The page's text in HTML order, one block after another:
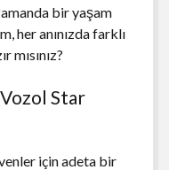
bir yaşam
her anınızda farklı
mısınız?
Star
için adeta bir